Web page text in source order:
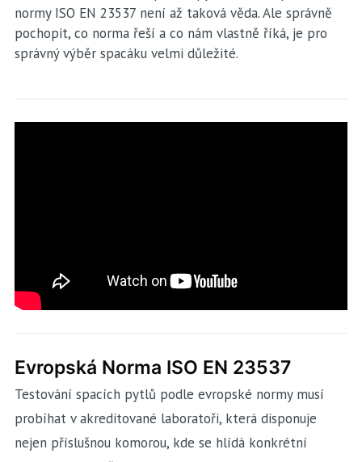
normy ISO EN 23537 není až taková věda. Ale správně
pochopit, co norma řeší a co nám vlastně říká, je pro
správný výběr spacáku velmi důležité.
Evropská Norma ISO EN 23537
Testování spacích pytlů podle evropské normy musí
probíhat v akreditované laboratoři, která disponuje
nejen příslušnou komorou, kde se hlídá konkrétní